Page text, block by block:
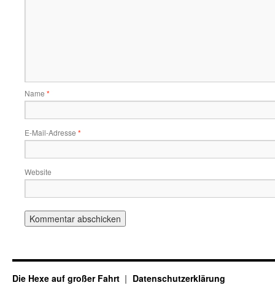
Name *
E-Mail-Adresse *
Website
Die Hexe auf großer Fahrt Datenschutzerklärung